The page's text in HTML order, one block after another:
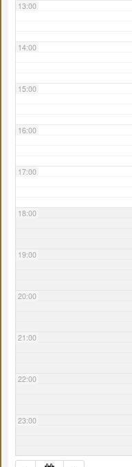
13:00
14:00
15:00
16:00
17:00
18:00
19:00
20:00
21:00
22:00
23:00